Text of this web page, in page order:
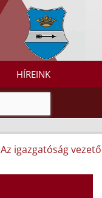
HÍREINK
Az igazgatóság